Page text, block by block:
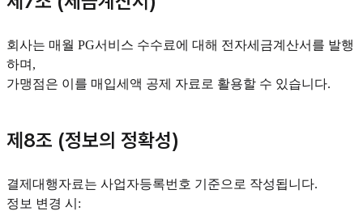
회사는 매월 PG서비스 수수료에 대해 전자세금계산서를 발행
하며,
가맹점은 이를 매입세액 공제 자료로 활용할 수 있습니다.
제8조 (정보의 정확성)
결제대행자료는 사업자등록번호 기준으로 작성됩니다.
정보 변경 시: